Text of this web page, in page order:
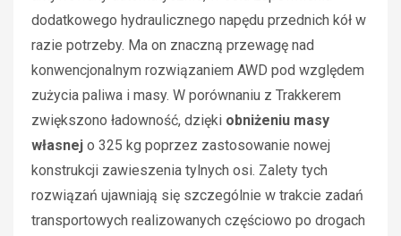
dodatkowego hydraulicznego napędu przednich kół w
razie potrzeby. Ma on znaczną przewagę nad
konwencjonalnym rozwiązaniem AWD pod względem
zużycia paliwa i masy. W porównaniu z Trakkerem
zwiększono ładowność, dzięki obniżeniu masy
własnej o 325 kg poprzez zastosowanie nowej
konstrukcji zawieszenia tylnych osi. Zalety tych
rozwiązań ujawniają się szczególnie w trakcie zadań
transportowych realizowanych częściowo po drogach